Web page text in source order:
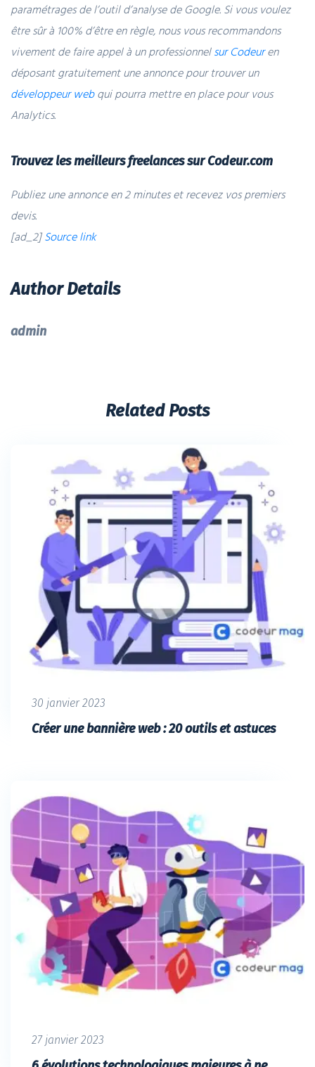
paramétrages de l’outil d’analyse de Google. Si vous voulez
être sûr à 100% d’être en règle, nous vous recommandons
vivement de faire appel à un professionnelsur Codeuren
déposant gratuitement une annonce pour trouver un
développeur webqui pourra mettre en place pour vous
Analytics.
Trouvez les meilleurs freelances sur Codeur.com
Publiez une annonce en 2 minutes et recevez vos premiers
devis.
[ad_2] Source link
Author Details
admin
Related Posts
30 janvier 2023
Créer une bannière web : 20 outils et astuces
27 janvier 2023